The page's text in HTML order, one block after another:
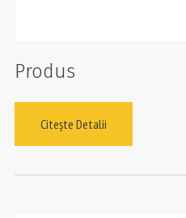
Produs
Citește Detalii